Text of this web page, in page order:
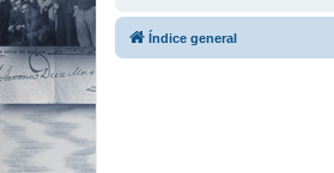
Índice general